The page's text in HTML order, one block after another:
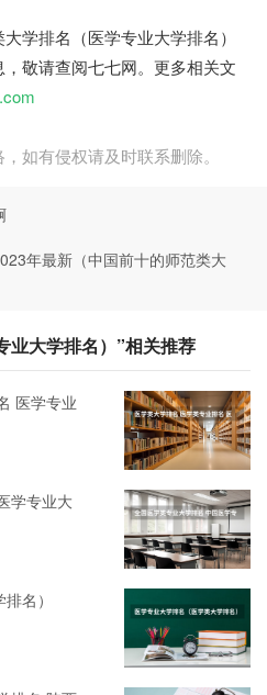
学排名（医学专业大学排名）
敬请查阅七七网。更多相关文
如有侵权请及时联系删除。
年最新（中国前十的师范类大
业大学排名）”相关推荐
医学专业
学专业大
名）